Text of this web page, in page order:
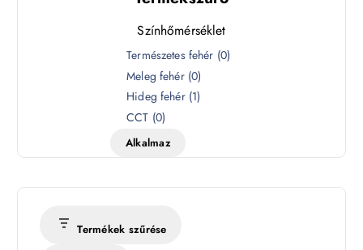
Színhőmérséklet
é
s
Természetes fehér (0)
Meleg fehér (0)
Hideg fehér (1)
CCT (0)
Alkalmaz
Termékek szűrése